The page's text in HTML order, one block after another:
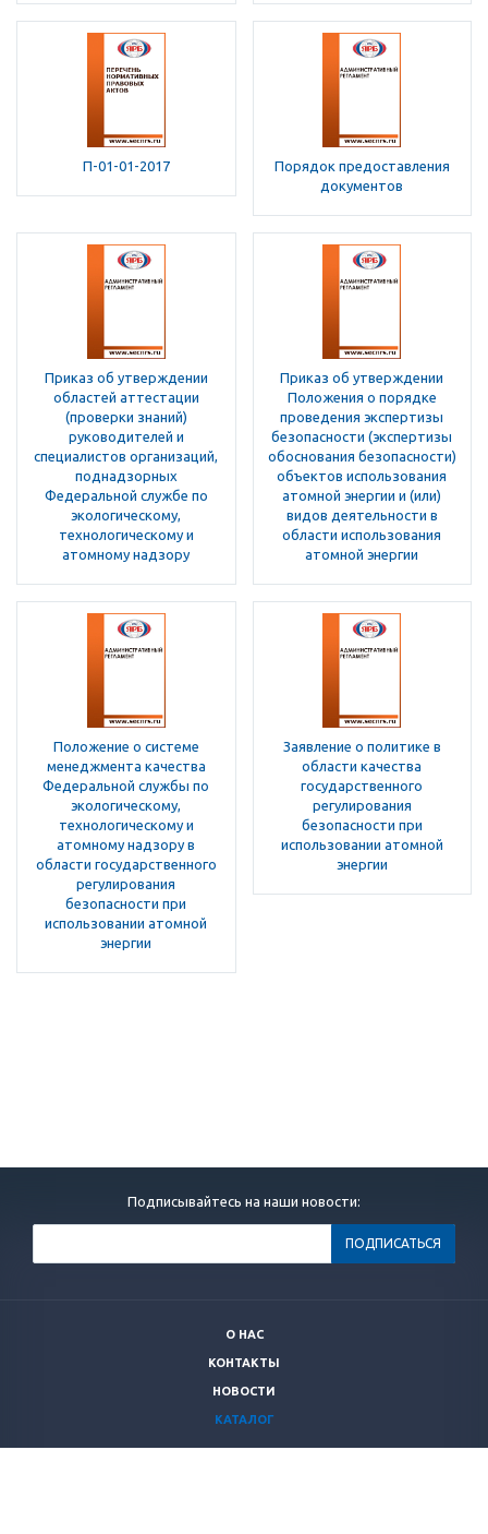
П-01-01-2017
Порядок предоставления
документов
Приказ об утверждении
областей аттестации
(проверки знаний)
руководителей и
специалистов организаций,
поднадзорных
Федеральной службе по
экологическому,
технологическому и
атомному надзору
Приказ об утверждении
Положения о порядке
проведения экспертизы
безопасности (экспертизы
обоснования безопасности)
объектов использования
атомной энергии и (или)
видов деятельности в
области использования
атомной энергии
Положение о системе
менеджмента качества
Федеральной службы по
экологическому,
технологическому и
атомному надзору в
области государственного
регулирования
безопасности при
использовании атомной
энергии
Заявление о политике в
области качества
государственного
регулирования
безопасности при
использовании атомной
энергии
Подписывайтесь на наши новости:
О НАС
КОНТАКТЫ
НОВОСТИ
КАТАЛОГ